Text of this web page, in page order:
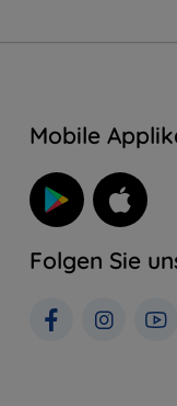
Mobile
Folgen Sie